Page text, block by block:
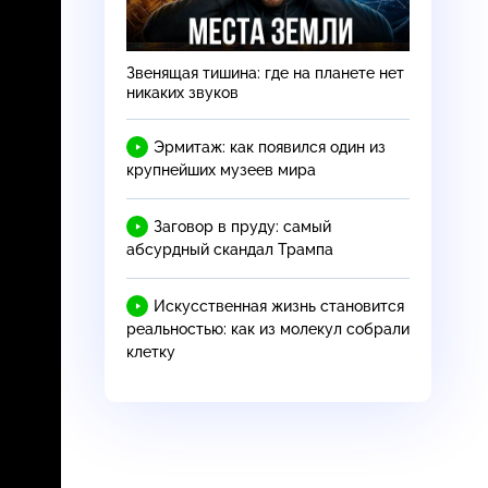
Звенящая тишина: где на планете нет
никаких звуков
Эрмитаж: как появился один из
крупнейших музеев мира
Заговор в пруду: самый
абсурдный скандал Трампа
Искусственная жизнь становится
реальностью: как из молекул собрали
клетку